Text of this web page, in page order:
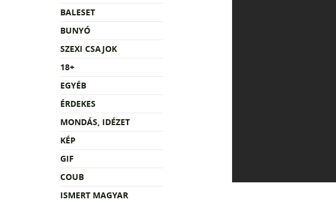
BALESET
BUNYÓ
SZEXI CSAJOK
18+
EGYÉB
ÉRDEKES
MONDÁS, IDÉZET
KÉP
GIF
COUB
ISMERT MAGYAR